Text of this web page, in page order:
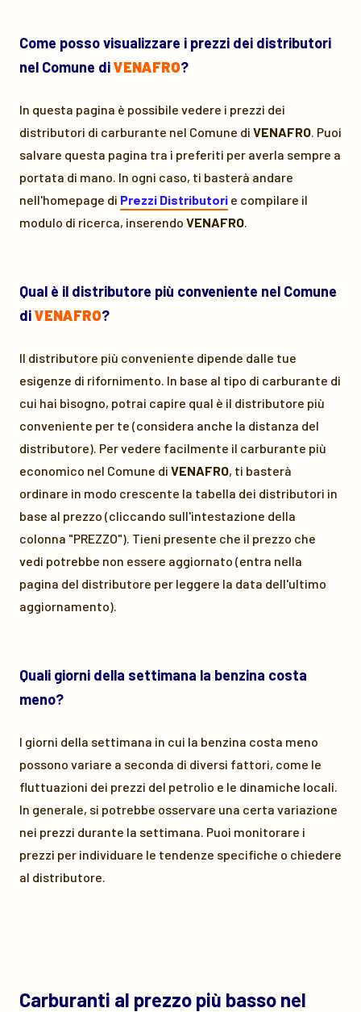
Come posso visualizzare i prezzi dei distributori
nel Comune diVENAFRO?
In questa pagina è possibile vedere i prezzi dei
distributori di carburante nel Comune di VENAFRO. Puoi
salvare questa pagina tra i preferiti per averla sempre a
portata di mano. In ogni caso, ti basterà andare
nell'homepage di Prezzi Distributori e compilare il
modulo di ricerca, inserendo VENAFRO.
Qual è il distributore più conveniente nel Comune
diVENAFRO?
Il distributore più conveniente dipende dalle tue
esigenze di rifornimento. In base al tipo di carburante di
cui hai bisogno, potrai capire qual è il distributore più
conveniente per te (considera anche la distanza del
distributore). Per vedere facilmente il carburante più
economico nel Comune di VENAFRO, ti basterà
ordinare in modo crescente la tabella dei distributori in
base al prezzo (cliccando sull'intestazione della
colonna "PREZZO"). Tieni presente che il prezzo che
vedi potrebbe non essere aggiornato (entra nella
pagina del distributore per leggere la data dell'ultimo
aggiornamento).
Quali giorni della settimana la benzina costa
meno?
I giorni della settimana in cui la benzina costa meno
possono variare a seconda di diversi fattori, come le
fluttuazioni dei prezzi del petrolio e le dinamiche locali.
In generale, si potrebbe osservare una certa variazione
nei prezzi durante la settimana. Puoi monitorare i
prezzi per individuare le tendenze specifiche o chiedere
al distributore.
Carburanti al prezzo più basso nel